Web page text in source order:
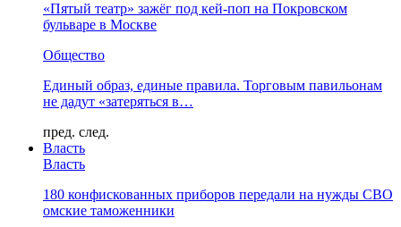
«Пятый театр» зажёг под кей-поп на Покровском
бульваре в Москве
Общество
Единый образ, единые правила. Торговым павильонам
не дадут «затеряться в…
пред. след.
Власть
Власть
180 конфискованных приборов передали на нужды СВО
омские таможенники